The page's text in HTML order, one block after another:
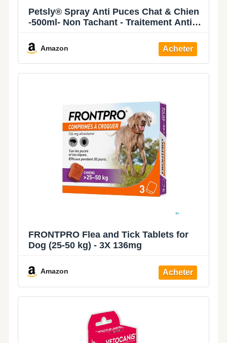
Petsly® Spray Anti Puces Chat & Chien
-500ml- Non Tachant - Traitement Anti
Meubles & Textiles - Spray Anti Puce
Maison à l'huile de Citronnelle &
Géraniol
Amazon
FRONTPRO Flea and Tick Tablets for
Dog (25-50 kg) - 3X 136mg
Amazon